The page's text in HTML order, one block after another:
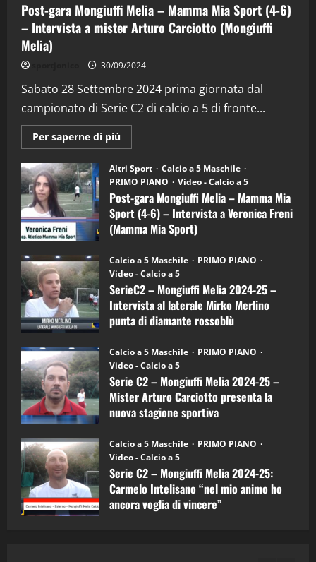
Post-gara Mongiuffi Melia – Mamma Mia Sport (4-6)
– Intervista a mister Arturo Carciotto (Mongiuffi
Melia)
30/09/2024
Sabato 28 Settembre 2024 prima giornata dal
campionato di Serie C2 di calcio a 5 di fronte...
Per saperne di più
informazioni
Post-
gara
Mongiuffi
Melia
–
Mamma
Mia
Sport
6)
–
Intervista
a
mister
Arturo
Carciotto
(Mongiuffi
Altri Sport
Calcio a 5 Maschile
PRIMO PIANO
Video - Calcio a 5
Post-gara Mongiuffi Melia – Mamma Mia
Sport (4-6) – Intervista a Veronica Freni
(Mamma Mia Sport)
Calcio a 5 Maschile
PRIMO PIANO
Video - Calcio a 5
SerieC2 – Mongiuffi Melia 2024-25 –
Intervista al laterale Mirko Merlino
punta di diamante rossoblù
Calcio a 5 Maschile
PRIMO PIANO
Video - Calcio a 5
Serie C2 – Mongiuffi Melia 2024-25 –
Mister Arturo Carciotto presenta la
nuova stagione sportiva
Calcio a 5 Maschile
PRIMO PIANO
Video - Calcio a 5
Serie C2 – Mongiuffi Melia 2024-25:
Carmelo Intelisano “nel mio animo ho
ancora voglia di vincere”
2
“SportEmpire” in Podcast: 29^ Puntata
(Martedi 28 Aprile 2026)
28/04/2026
3
"SportEmpire" in Podcast
“SportEmpire” in Podcast: 28^ Puntata
(Martedi 21 Aprile 2026)
21/04/2026
4
“SportEmpire” in Podcast: 27^ Puntata
(Martedi 14 Aprile 2026)
15/04/2026
5
“SportEmpire” in Podcast: 26^ Puntata
(Martedi 07 Aprile 2026)
08/04/2026
1
“SportEmpire” in Podcast: 30^ Puntata
(Martedi 05 Maggio 2026)
08/05/2026